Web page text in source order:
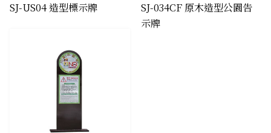
SJ-US04 造型標示牌
​SJ-034CF 原木造型公園告
示牌